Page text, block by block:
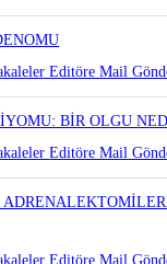
Editöre Mail
Editöre Mail
BİR OLGU
Editöre Mail